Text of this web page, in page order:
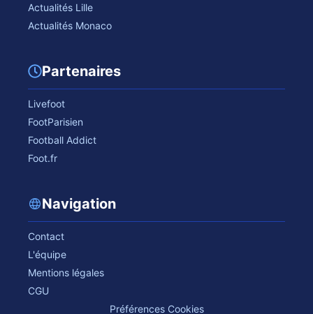
Actualités Lille
Actualités Monaco
Partenaires
Livefoot
FootParisien
Football Addict
Foot.fr
Navigation
Contact
L'équipe
Mentions légales
CGU
Préférences Cookies